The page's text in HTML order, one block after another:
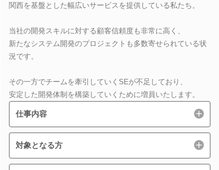
関西を基盤とした幅広いサービスを提供している私たち。
当社の開発スキルに対する顧客信頼度も非常に高く、
新たなシステム開発のプロジェクトも多数寄せられている状
況です。
その一方でチームを牽引していくSEが不足しており、
安定した開発体制を構築していくために増員いたします。
仕事内容
対象となる方